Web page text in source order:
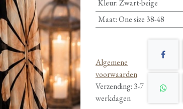
Kleur:Zwart-beige
Maat:One size 38-48
Algemene
voorwaarden
Verzending: 3-7
werkdagen